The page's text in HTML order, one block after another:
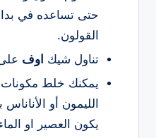
حتى تساعده في
القولون.
تناول شيك اوف
يمكنك خلط
الليمون أو
يكون العصير او